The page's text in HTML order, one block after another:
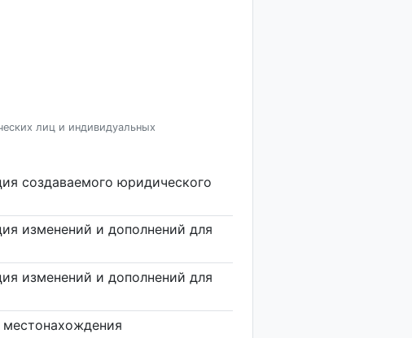
лиц и индивидуальных
создаваемого юридического
изменений и дополнений для
изменений и дополнений для